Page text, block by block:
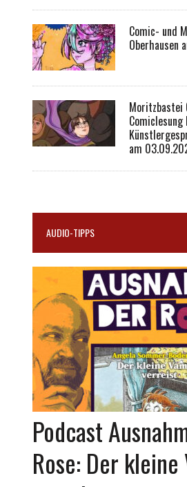
Comic- und
Oberhausen
Moritzbastei
am
AUDIO-TIPPS
Podcast
Rose: Der